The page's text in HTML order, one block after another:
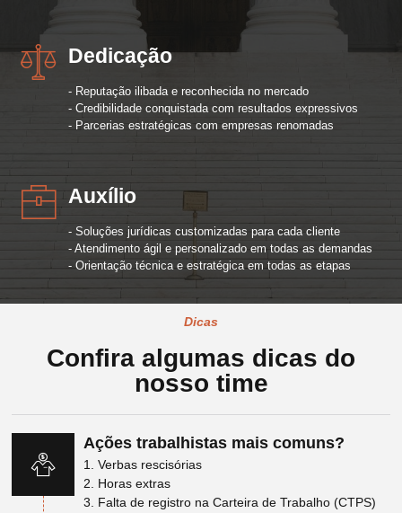
Dedicação
- Reputação ilibada e reconhecida no mercado
- Credibilidade conquistada com resultados expressivos
- Parcerias estratégicas com empresas renomadas
Auxílio
- Soluções jurídicas customizadas para cada cliente
- Atendimento ágil e personalizado em todas as demandas
- Orientação técnica e estratégica em todas as etapas
Dicas
Confira algumas dicas do
nosso time
Ações trabalhistas mais comuns?
1. Verbas rescisórias
2. Horas extras
3. Falta de registro na Carteira de Trabalho (CTPS)